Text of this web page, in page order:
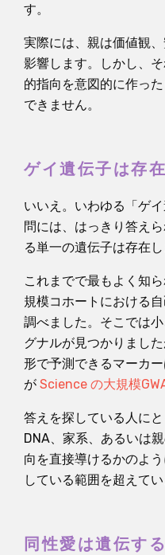
す。
実際には、親は価値観
影響します。しかし、
的指向を意図的に作っ
できません。
ゲイ遺伝子は存
いいえ。いわゆる「ゲ
問には、はっきり答え
る単一の遺伝子は存在し
これまでで最もよく知
規模コホートにおける
調べました。そこでは
グナルが見つかりまし
形で予測できるマーカ
が Science の大規模
答えを探している人に
DNA、家系、あるいは
向を直接導けるかのよ
している範囲を超えてい
同性愛は遺伝す